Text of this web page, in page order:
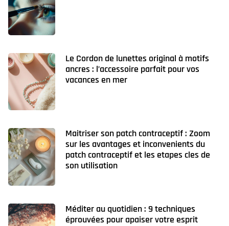
Le Cordon de lunettes original à motifs
ancres : l’accessoire parfait pour vos
vacances en mer
Maitriser son patch contraceptif : Zoom
sur les avantages et inconvenients du
patch contraceptif et les etapes cles de
son utilisation
Méditer au quotidien : 9 techniques
éprouvées pour apaiser votre esprit